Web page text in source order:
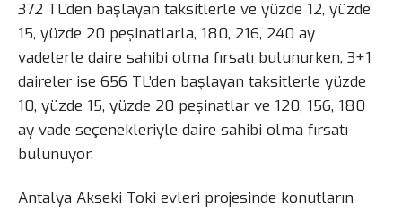
372 TL’den başlayan taksitlerle ve yüzde 12, yüzde
15, yüzde 20 peşinatlarla, 180, 216, 240 ay
vadelerle daire sahibi olma fırsatı bulunurken, 3+1
daireler ise 656 TL’den başlayan taksitlerle yüzde
10, yüzde 15, yüzde 20 peşinatlar ve 120, 156, 180
ay vade seçenekleriyle daire sahibi olma fırsatı
bulunuyor.
Antalya Akseki Toki evleri projesinde konutların